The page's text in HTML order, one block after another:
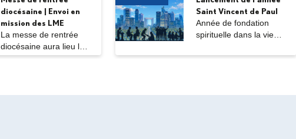
diocésaine | Envoi en
mission des LME
La messe de rentrée
diocésaine aura lieu le
vendredi 18...
Saint Vincent de Paul
Année de fondation
spirituelle dans la vie